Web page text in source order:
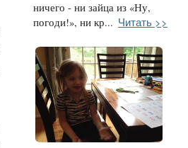
ничего - ни зайца из «Ну,
погоди!», ни кр... Читать >>